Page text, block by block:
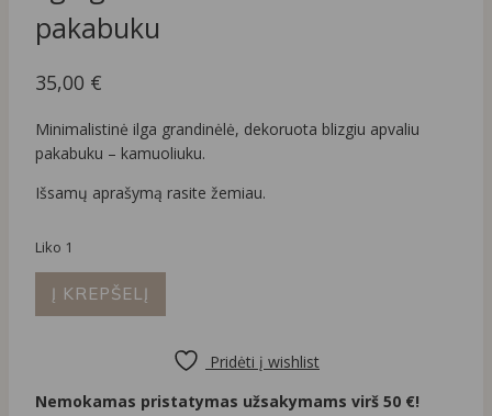
pakabuku
35,00 €
Minimalistinė ilga grandinėlė, dekoruota blizgiu apvaliu
pakabuku – kamuoliuku.
Išsamų aprašymą rasite žemiau.
Liko 1
kiekis:
kamuoliuko
Į KREPŠELĮ
Pridėti į wishlist
Nemokamas pristatymas užsakymams virš 50 €!